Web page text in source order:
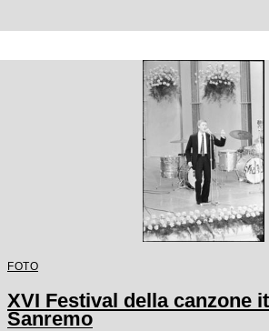
FOTO
XVI Festival della canzone
Sanremo